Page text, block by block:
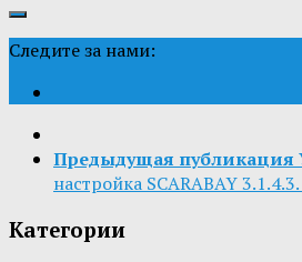
Следите за нами:
Предыдущая публикация
настройка SCARABAY
Категории